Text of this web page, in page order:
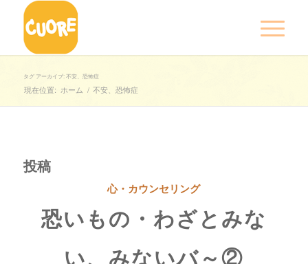
タグ アーカイブ: 不安、恐怖症
現在位置: ホーム / 不安、恐怖症
投稿
心・カウンセリング
恐いもの・わざとみな
い、みないバ～②